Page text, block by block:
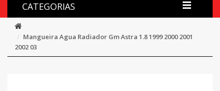
CATEGORIAS
Mangueira Agua Radiador Gm Astra 1.8 1999 2000 2001
2002 03